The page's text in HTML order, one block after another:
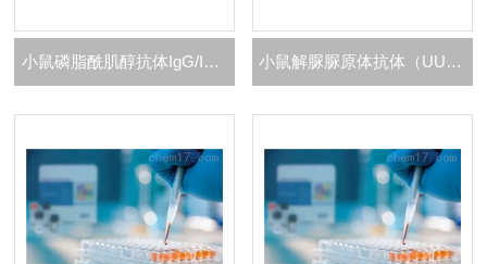
小鼠磷脂酰肌醇抗体IgG/IgM（PI Ab-IgG/IgM）ELISA 试剂盒 小鼠解脲脲原体抗体（UU-Ab）ELISA 试剂盒